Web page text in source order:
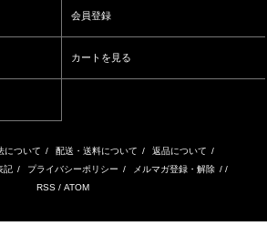
会員登録
カートを見る
について / 配送・送料について / 返品について /
記 / プライバシーポリシー / メルマガ登録・解除 / /
RSS / ATOM